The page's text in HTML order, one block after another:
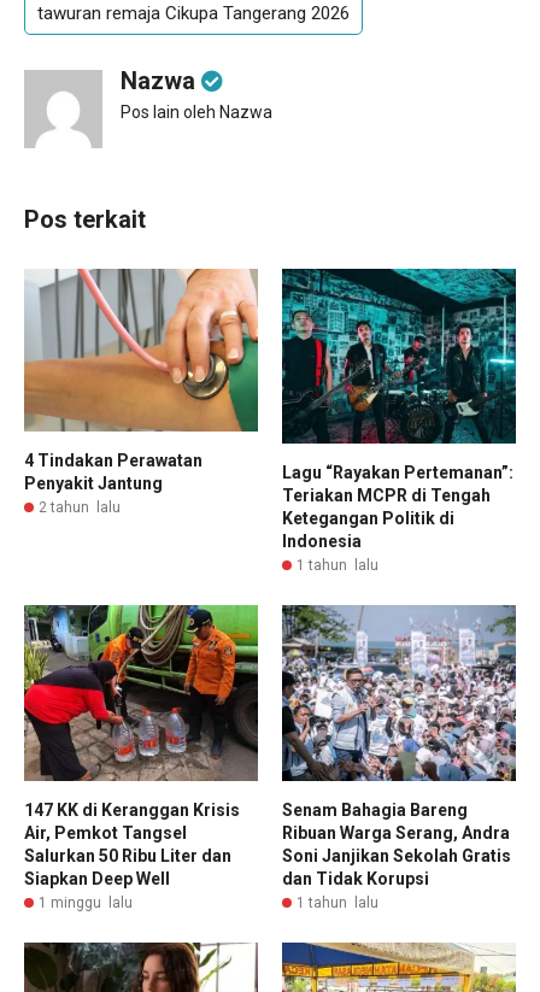
tawuran remaja Cikupa Tangerang 2026
Nazwa
Pos lain oleh Nazwa
Pos terkait
4 Tindakan Perawatan
Penyakit Jantung
2 tahun lalu
Lagu “Rayakan Pertemanan”:
Teriakan MCPR di Tengah
Ketegangan Politik di
Indonesia
1 tahun lalu
147 KK di Keranggan Krisis
Air, Pemkot Tangsel
Salurkan 50 Ribu Liter dan
Siapkan Deep Well
1 minggu lalu
Senam Bahagia Bareng
Ribuan Warga Serang, Andra
Soni Janjikan Sekolah Gratis
dan Tidak Korupsi
1 tahun lalu